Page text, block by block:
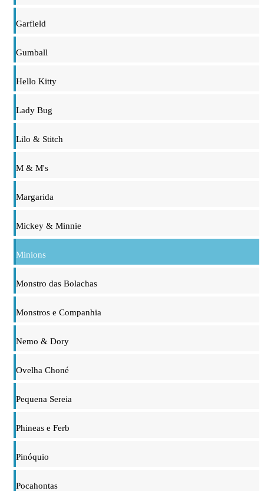
Garfield
Gumball
Hello Kitty
Lady Bug
Lilo & Stitch
M & M's
Margarida
Mickey & Minnie
Minions
Monstro das Bolachas
Monstros e Companhia
Nemo & Dory
Ovelha Choné
Pequena Sereia
Phineas e Ferb
Pinóquio
Pocahontas